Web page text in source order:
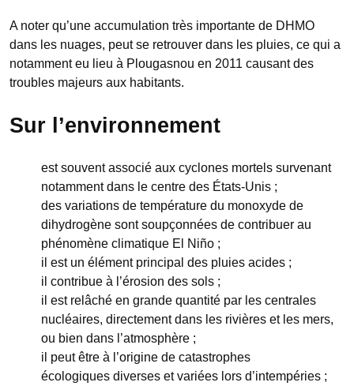
A noter qu’une accumulation très importante de DHMO
dans les nuages, peut se retrouver dans les pluies, ce qui a
notamment eu lieu à Plougasnou en 2011 causant des
troubles majeurs aux habitants.
Sur l’environnement
est souvent associé aux cyclones mortels survenant
notamment dans le centre des États-Unis ;
des variations de température du monoxyde de
dihydrogène sont soupçonnées de contribuer au
phénomène climatique El Niño ;
il est un élément principal des pluies acides ;
il contribue à l’érosion des sols ;
il est relâché en grande quantité par les centrales
nucléaires, directement dans les rivières et les mers,
ou bien dans l’atmosphère ;
il peut être à l’origine de catastrophes
écologiques diverses et variées lors d’intempéries ;